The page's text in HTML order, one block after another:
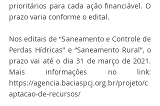
prioritários para cada ação financiável. O
prazo varia conforme o edital.
Nos editais de “Saneamento e Controle de
Perdas Hídricas” e “Saneamento Rural”, o
prazo vai até o dia 31 de março de 2021.
Mais informações no link:
https://agencia.baciaspcj.org.br/projeto/c
aptacao-de-recursos/